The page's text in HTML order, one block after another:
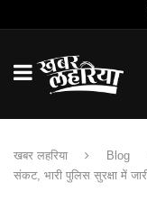
खबर लहरिया Blog
संकट, भारी पुलिस सुरक्षा में